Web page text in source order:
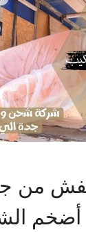
من
أضخم